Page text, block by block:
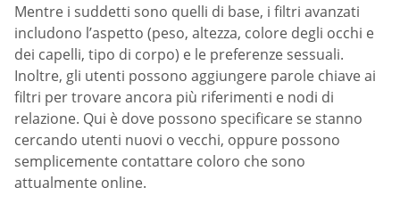
Mentre i suddetti sono quelli di base, i filtri avanzati
includono l’aspetto (peso, altezza, colore degli occhi e
dei capelli, tipo di corpo) e le preferenze sessuali.
Inoltre, gli utenti possono aggiungere parole chiave ai
filtri per trovare ancora più riferimenti e nodi di
relazione. Qui è dove possono specificare se stanno
cercando utenti nuovi o vecchi, oppure possono
semplicemente contattare coloro che sono
attualmente online.